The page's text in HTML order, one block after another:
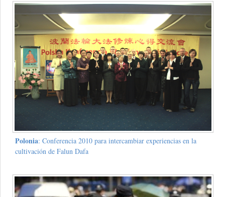
Polonia: Conferencia 2010 para intercambiar experiencias en la
cultivación de Falun Dafa